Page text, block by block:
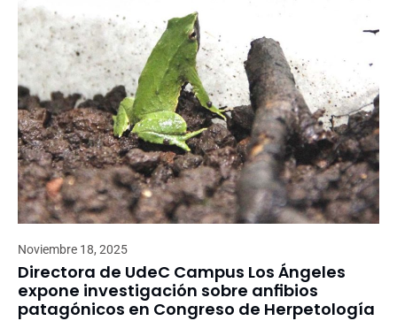
Noviembre 18, 2025
Directora de UdeC Campus Los Ángeles
expone investigación sobre anfibios
patagónicos en Congreso de Herpetología